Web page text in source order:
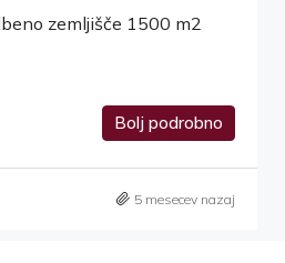
zemljišče 1500 m2
Bolj podrobno
5 mesecev nazaj